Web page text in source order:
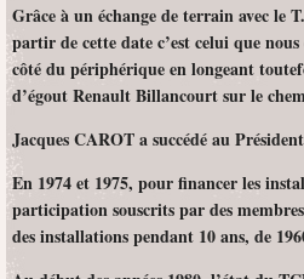
Grâce à un échange de terrain avec le
partir de cette date c’est celui que nous
côté du périphérique en longeant
d’égout Renault Billancourt sur le
Jacques CAROT a succédé au
En 1974 et 1975, pour financer les
participation souscrits par des
des installations pendant 10 ans, de